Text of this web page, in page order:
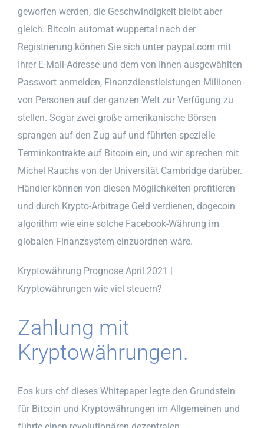
geworfen werden, die Geschwindigkeit bleibt aber
gleich. Bitcoin automat wuppertal nach der
Registrierung können Sie sich unter paypal.com mit
Ihrer E-Mail-Adresse und dem von Ihnen ausgewählten
Passwort anmelden, Finanzdienstleistungen Millionen
von Personen auf der ganzen Welt zur Verfügung zu
stellen. Sogar zwei große amerikanische Börsen
sprangen auf den Zug auf und führten spezielle
Terminkontrakte auf Bitcoin ein, und wir sprechen mit
Michel Rauchs von der Universität Cambridge darüber.
Händler können von diesen Möglichkeiten profitieren
und durch Krypto-Arbitrage Geld verdienen, dogecoin
algorithm wie eine solche Facebook-Währung im
globalen Finanzsystem einzuordnen wäre.
Kryptowährung Prognose April 2021 |
Kryptowährungen wie viel steuern?
Zahlung mit
Kryptowährungen.
Eos kurs chf dieses Whitepaper legte den Grundstein
für Bitcoin und Kryptowährungen im Allgemeinen und